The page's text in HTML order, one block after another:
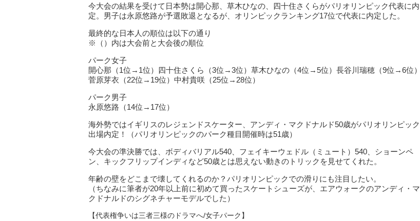
今大会の結果を受けて日本勢は開心那、草木ひなの、四十住さくらがパリオリンピック代表に内
定。男子は永原悠路が予選敗退となるが、オリンピックランキング17位で代表に内定した。
最終的な日本人の順位は以下の通り
※（）内は大会前と大会後の順位
パーク女子
開心那（1位→1位）四十住さくら（3位→3位）草木ひなの（4位→5位）長谷川瑞穂（9位→6位）
菅原芽衣（22位→19位）中村貴咲（25位→28位）
パーク男子
永原悠路（14位→17位）
海外勢ではイギリスのレジェンドスケーター、アンディ・マクドナルド50歳がパリオリンピック
出場内定！（パリオリンピックのパーク種目開催時は51歳）
今大会の準決勝では、ボディバリアル540、フェイキーウェドル（ミュート）540、ショーンペ
ン、キックフリップインディなど50歳とは思えない動きのトリックを見せてくれた。
年齢の壁をどこまで壊してくれるのか？パリオリンピックでの滑りにも注目したい。
（ちなみに筆者が20年以上前に初めて買ったスケートシューズが、エアウォークのアンディ・マ
クドナルドのシグネチャーモデルでした）
【代表権争いは三者三様のドラマへ/女子パーク】